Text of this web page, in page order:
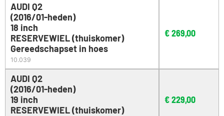
AUDI Q2
(2016/01-heden)
18 inch
RESERVEWIEL (thuiskomer)
Gereedschapset in hoes
10.039
€269,00
AUDI Q2
(2016/01-heden)
19 inch
RESERVEWIEL (thuiskomer)
€229,00